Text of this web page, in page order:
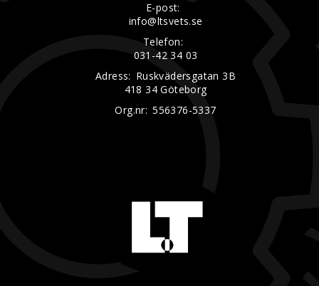
E-post:
info@ltsvets.se
Telefon:
031-42 34 03
Adress: Ruskvädersgatan 3B
418 34 Göteborg
Org.nr: 556376-5337